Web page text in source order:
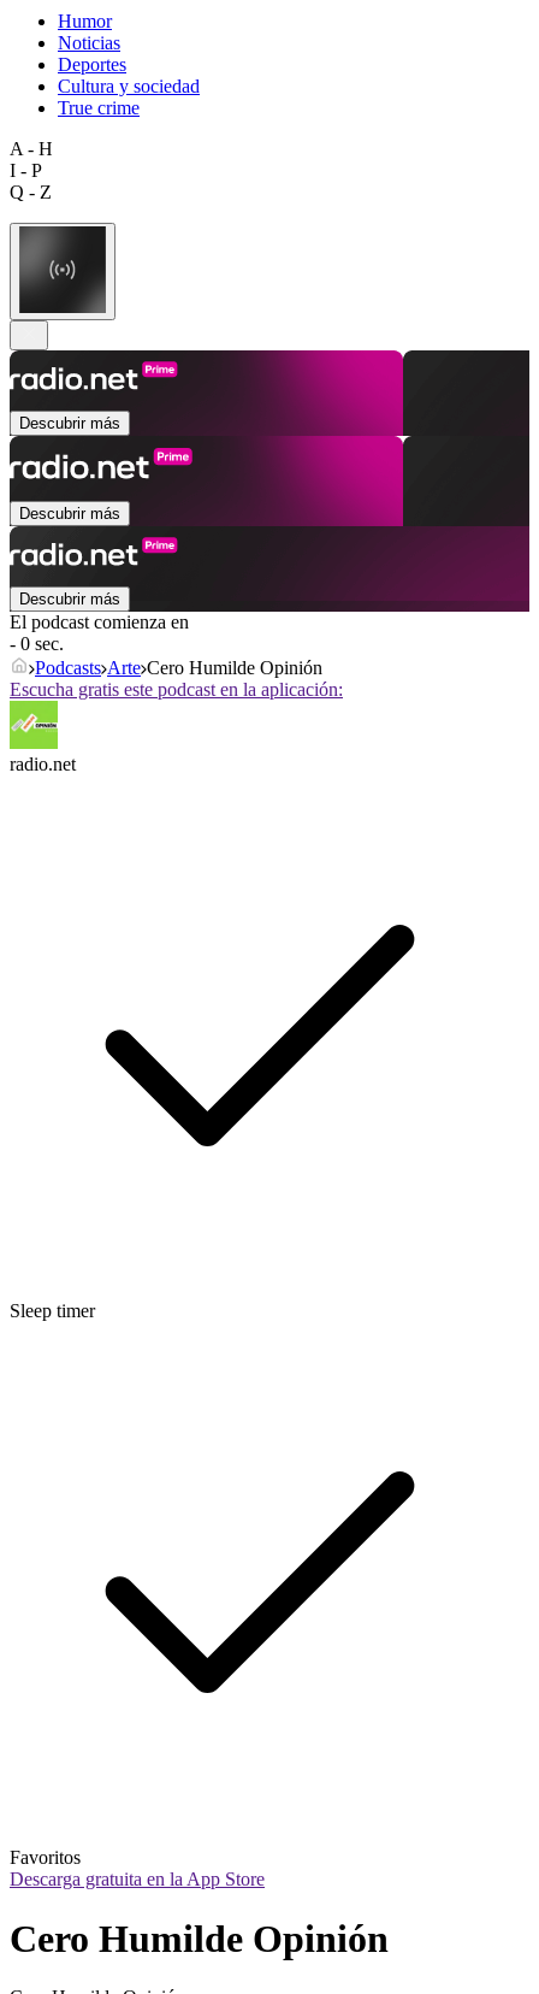
Humor
Noticias
Deportes
Cultura y sociedad
True crime
A - H
I - P
Q - Z
Descubrir más
Descubrir más
Descubrir más
El podcast comienza en
- 0 sec.
Podcasts Arte Cero Humilde Opinión
Escucha gratis este podcast en la aplicación:
radio.net
Sleep timer
Favoritos
Descarga gratuita en la App Store
Cero Humilde Opinión